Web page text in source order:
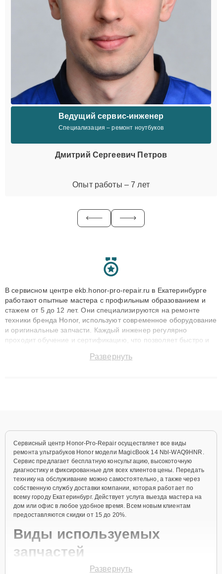
Ведущий сервис-инженер
Специализация – ремонт ноутбуков
Дмитрий Сергеевич Петров
Опыт работы – 7 лет
В сервисном центре ekb.honor-pro-repair.ru в Екатеринбурге
работают опытные мастера с профильным образованием и
стажем от 5 до 12 лет. Они специализируются на ремонте
техники бренда Honor, используют современное оборудование
и оригинальные запчасти. Каждый инженер регулярно
проходит обучение и сертификацию, что позволяет быстро и
сохранением гарантии до 3 лет. Наши мастера решают
Развернуть
Сервисный центр Honor-Pro-Repair осуществляет все виды
ремонта ультрабуков Honor модели MagicBook 14 Nbl-WAQ9HNR.
Сервис предлагает бесплатную консультацию, высокоточную
диагностику и фиксированные для всех клиентов цены. Передать
технику на обслуживание можно самостоятельно, а также через
собственную службу доставки компании, которая работает по
всему городу Екатеринбург. Действует услуга выезда мастера на
дом или офис в любое удобное время. Всем новым клиентам
предоставляются скидки от 15 до 20%.
Виды используемых
запчастей
Развернуть